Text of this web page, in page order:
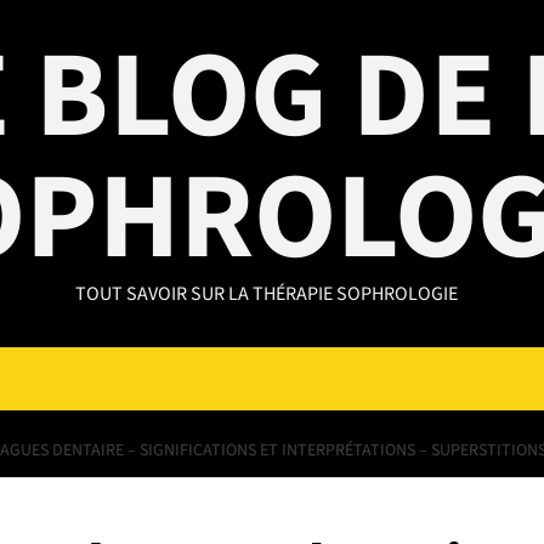
BLOG DE
TOUT SAVOIR SUR LA THÉRAPIE SOPHROLOGIE
DENTAIRE – SIGNIFICATIONS ET INTERPRÉTATIONS –